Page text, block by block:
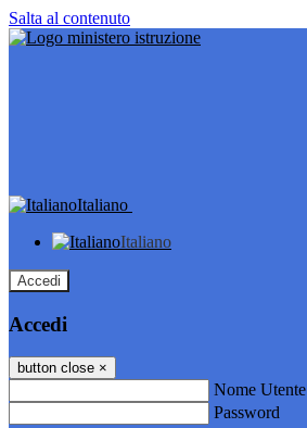
Salta al contenuto
Italiano
Italiano
Accedi
Accedi
button close ×
Nome Utente
Password